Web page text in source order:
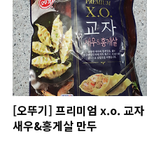
[오뚜기] 프리미엄 x.o. 교자
새우&홍게살 만두